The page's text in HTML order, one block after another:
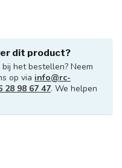
dit product?
het bestellen? Neem
op via info@rc-
28 98 67 47. We helpen